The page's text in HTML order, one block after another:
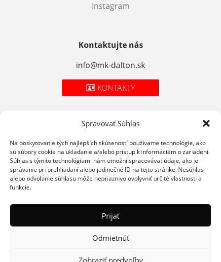
Spravovať Súhlas
Na poskytovanie tých najlepších skúseností používame technológie, ako
sú súbory cookie na ukladanie a/alebo prístup k informáciám o zariadení.
Súhlas s týmito technológiami nám umožní spracovávať údaje, ako je
správanie pri prehliadaní alebo jedinečné ID na tejto stránke. Nesúhlas
alebo odvolanie súhlasu môže nepriaznivo ovplyvniť určité vlastnosti a
funkcie.
Prijať
Odmietnúť
Zobraziť predvoľby
Instagram
Kontaktujte nás
info@mk-dalton.sk
KONTAKTY
Cookies
Podmienky použitia
© 2026 STAROMESTSKÁ MÄSIAREŇ